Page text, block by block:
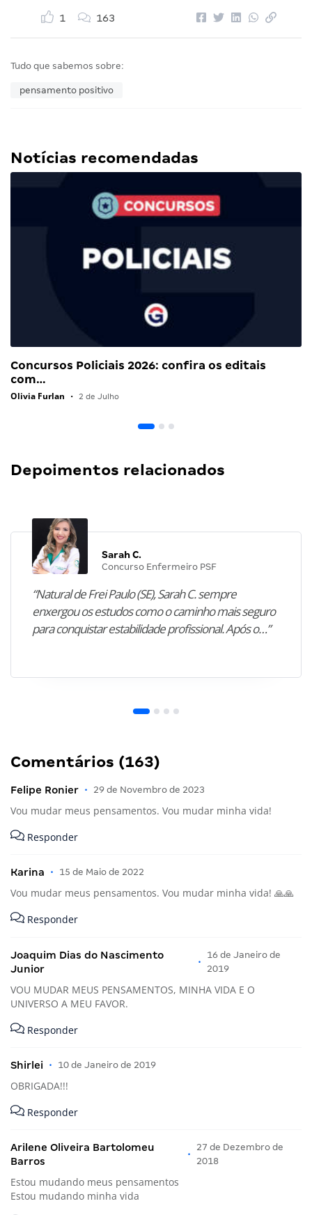
1 163
Tudo que sabemos sobre:
pensamento positivo
Notícias recomendadas
Concursos Policiais 2026: confira os editais
com…
Olivia Furlan • 2 de Julho
Depoimentos relacionados
Sarah C.
Concurso Enfermeiro PSF
“Natural de Frei Paulo (SE), Sarah C. sempre
enxergou os estudos como o caminho mais seguro
para conquistar estabilidade profissional. Após o…”
Comentários (163)
Felipe Ronier • 29 de Novembro de 2023
Vou mudar meus pensamentos. Vou mudar minha vida!
Responder
Karina • 15 de Maio de 2022
Vou mudar meus pensamentos. Vou mudar minha vida! 🙏🙏
Responder
Joaquim Dias do Nascimento
Junior
•
16 de Janeiro de
2019
VOU MUDAR MEUS PENSAMENTOS, MINHA VIDA E O
UNIVERSO A MEU FAVOR.
Responder
Shirlei • 10 de Janeiro de 2019
OBRIGADA!!!
Responder
Arilene Oliveira Bartolomeu
Barros
•
27 de Dezembro de
2018
Estou mudando meus pensamentos
Estou mudando minha vida